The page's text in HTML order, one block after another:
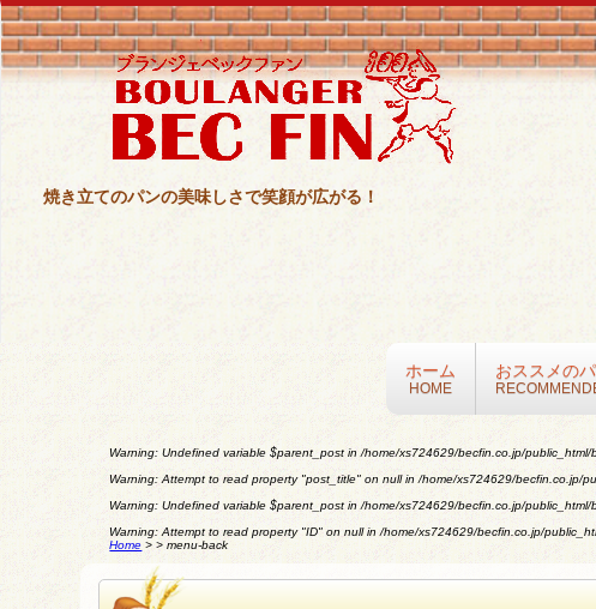
焼き立てのパンの美味しさで笑顔が広がる！
ホーム
HOME
おススメの
Warning: Undefined variable $parent_post in/home/xs724629/becfin.co.jp/
Warning: Attempt to read property "post_title" on null in/home/xs724629/becfin.co.jp/
Warning: Undefined variable $parent_post in/home/xs724629/becfin.co.jp/
Warning: Attempt to read property "ID" on null in/home/xs724629/becfin.co.jp/
Home >>menu-back